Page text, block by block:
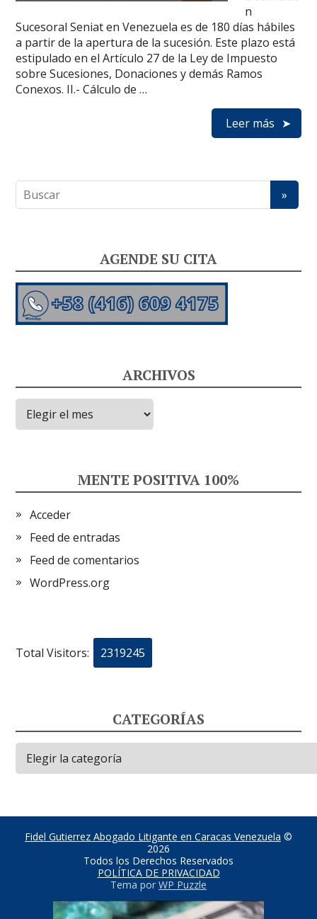
n
Sucesoral Seniat en Venezuela es de 180 días hábiles
a partir de la apertura de la sucesión. Este plazo está
estipulado en el Artículo 27 de la Ley de Impuesto
sobre Sucesiones, Donaciones y demás Ramos
Conexos. II.- Cálculo de …
Leer más
AGENDE SU CITA
ARCHIVOS
Archivos
MENTE POSITIVA 100%
Acceder
Feed de entradas
Feed de comentarios
WordPress.org
Total Visitors: 2319245
CATEGORÍAS
Categorías
Fidel Gutierrez Abogado Litigante en Caracas Venezuela ©
2026
Todos los Derechos Reservados
POLÍTICA DE PRIVACIDAD
Tema por WP Puzzle